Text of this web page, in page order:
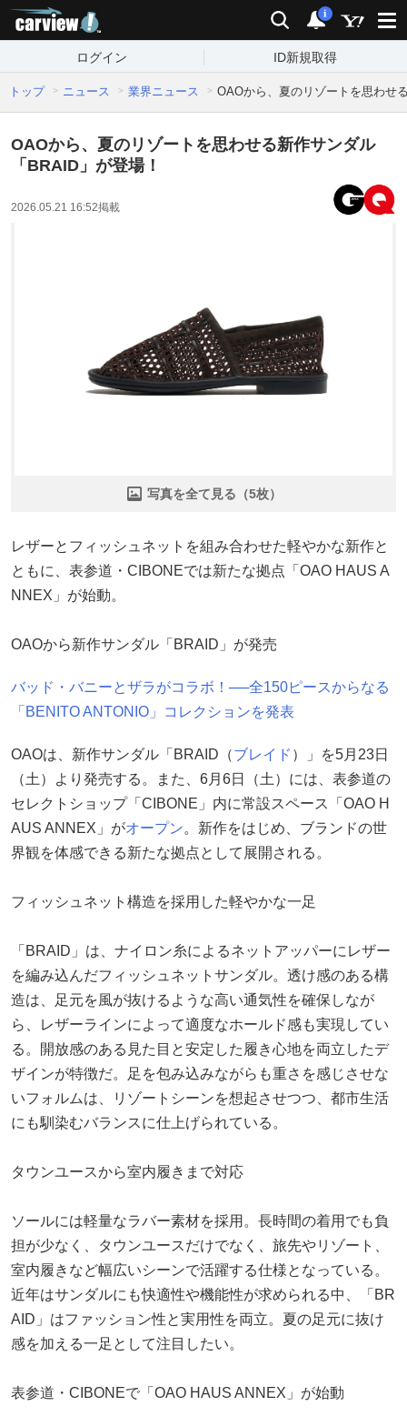
検索 通知
i
ログイン ID新規取得
トップ ニュース 業界ニュース OAOから、夏のリゾートを思わせ
OAOから、夏のリゾートを思わせる新作サンダル
「BRAID」が登場！
2026.05.21 16:52掲載
写真を全て見る（5枚）
レザーとフィッシュネットを組み合わせた軽やかな新作と
ともに、表参道・CIBONEでは新たな拠点「OAO HAUS A
NNEX」が始動。
OAOから新作サンダル「BRAID」が発売
バッド・バニーとザラがコラボ！──全150ピースからなる
「BENITO ANTONIO」コレクションを発表
OAOは、新作サンダル「BRAID（ブレイド ）」を5月23日
（土）より発売する。また、6月6日（土）には、表参道の
セレクトショップ「CIBONE」内に常設スペース「OAO H
AUS ANNEX」がオープン。新作をはじめ、ブランドの世
界観を体感できる新たな拠点として展開される。
フィッシュネット構造を採用した軽やかな一足
「BRAID」は、ナイロン糸によるネットアッパーにレザー
を編み込んだフィッシュネットサンダル。透け感のある構
造は、足元を風が抜けるような高い通気性を確保しなが
ら、レザーラインによって適度なホールド感も実現してい
る。開放感のある見た目と安定した履き心地を両立したデ
ザインが特徴だ。足を包み込みながらも重さを感じさせな
いフォルムは、リゾートシーンを想起させつつ、都市生活
にも馴染むバランスに仕上げられている。
タウンユースから室内履きまで対応
ソールには軽量なラバー素材を採用。長時間の着用でも負
担が少なく、タウンユースだけでなく、旅先やリゾート、
室内履きなど幅広いシーンで活躍する仕様となっている。
近年はサンダルにも快適性や機能性が求められる中、「BR
AID」はファッション性と実用性を両立。夏の足元に抜け
感を加える一足として注目したい。
表参道・CIBONEで「OAO HAUS ANNEX」が始動